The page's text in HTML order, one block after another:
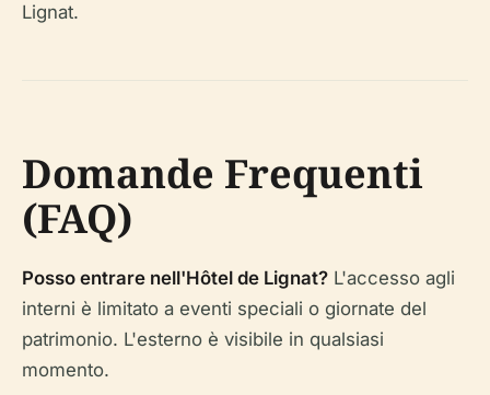
Lignat.
Domande Frequenti
(FAQ)
Posso entrare nell'Hôtel de Lignat? L'accesso agli
interni è limitato a eventi speciali o giornate del
patrimonio. L'esterno è visibile in qualsiasi
momento.